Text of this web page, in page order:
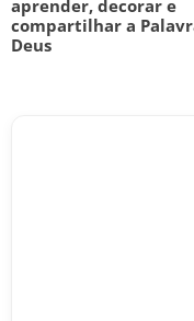
aprender, decorar e
compartilhar a
Deus